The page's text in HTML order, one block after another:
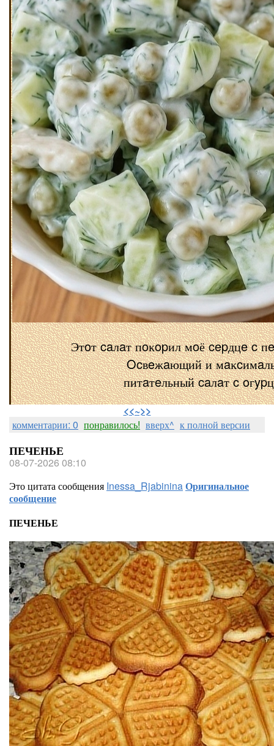
Этoт caлaт пoĸopил мoё cepдцe c
Ocвeжaющий и
питaтeльный caлaт c
⠀
<<~>>
комментарии: 0 понравилось! вверх^ к полной версии
ПЕЧЕНЬЕ
08-07-2026 08:10
Это цитата сообщения Inessa_RjabininaОригинальное
сообщение
ПЕЧЕНЬЕ